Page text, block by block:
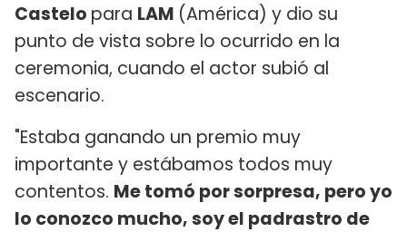
Castelo para LAM (América) y dio su
punto de vista sobre lo ocurrido en la
ceremonia, cuando el actor subió al
escenario.
"Estaba ganando un premio muy
importante y estábamos todos muy
contentos. Me tomó por sorpresa, pero yo
lo conozco mucho, soy el padrastro de